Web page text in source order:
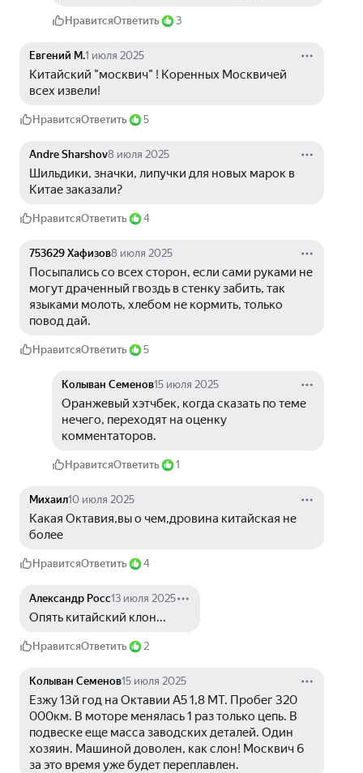
НравитсяОтветить 3
Евгений М.1 июля 2025
Китайский "москвич" ! Коренных Москвичей
всех извели!
НравитсяОтветить 5
Andre Sharshov8 июля 2025
Шильдики, значки, липучки для новых марок в
Китае заказали?
НравитсяОтветить 4
753629 Хафизов8 июля 2025
Посыпались со всех сторон, если сами руками не
могут драченный гвоздь в стенку забить, так
языками молоть, хлебом не кормить, только
повод дай.
НравитсяОтветить 5
Колыван Семенов15 июля 2025
Оранжевый хэтчбек, когда сказать по теме
нечего, переходят на оценку
комментаторов.
НравитсяОтветить 1
Михаил10 июля 2025
Какая Октавия,вы о чем,дровина китайская не
более
НравитсяОтветить 4
Александр Росс13 июля 2025
Опять китайский клон...
НравитсяОтветить 2
Колыван Семенов15 июля 2025
Езжу 13й год на Октавии А5 1,8 МТ. Пробег 320
000км. В моторе менялась 1 раз только цепь. В
подвеске еще масса заводских деталей. Один
хозяин. Машиной доволен, как слон! Москвич 6
за это время уже будет переплавлен.